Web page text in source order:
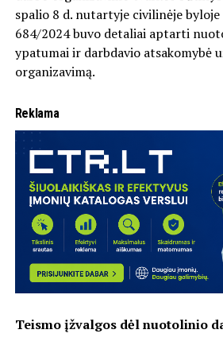
spalio 8 d. nutartyje civilinėje
684/2024 buvo detaliai aptarti
ypatumai ir darbdavio atsakomybė
organizavimą.
Reklama
Teismo įžvalgos dėl nuotolinio